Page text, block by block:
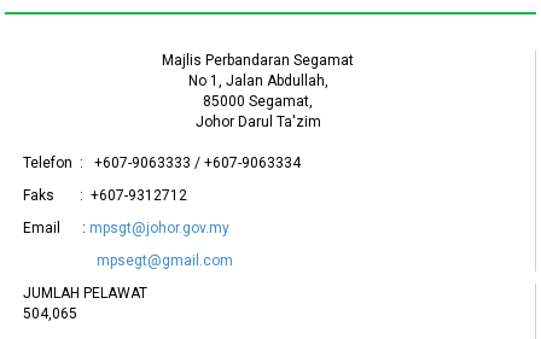
Majlis Perbandaran Segamat
No 1, Jalan Abdullah,
85000 Segamat,
Johor Darul Ta'zim
Telefon : +607-9063333 / +607-9063334
Faks : +607-9312712
Email :mpsgt@johor.gov.my
mpsegt@gmail.com
JUMLAH PELAWAT
504,065